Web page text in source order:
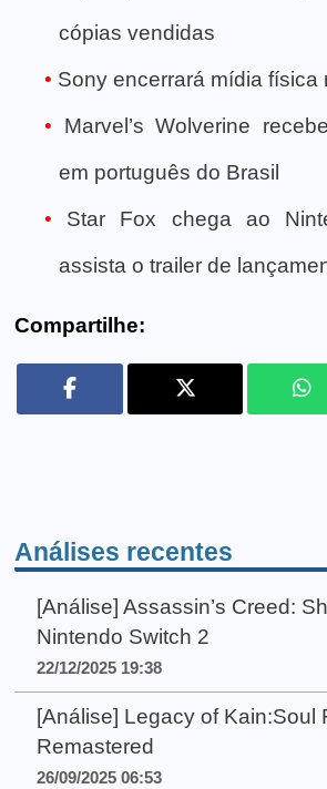
cópias vendidas
Sony encerrará mídia física
Marvel’s Wolverine
em português do Brasil
Star Fox chega ao
assista o trailer de
Compartilhe:
Análises recentes
[Análise] Assassin’s Creed:
Nintendo Switch 2
22/12/2025 19:38
[Análise] Legacy of Kain:Soul
Remastered
26/09/2025 06:53